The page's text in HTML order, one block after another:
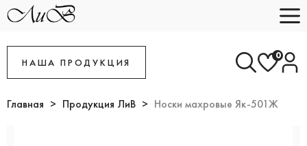
НАША ПРОДУКЦИЯ
0
Главная Продукция ЛиВ Носки махровые Як-501Ж